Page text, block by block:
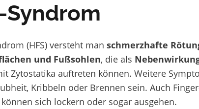
Syndrom
(HFS) versteht man schmerzhafte
und Fußsohlen, die als
Zytostatika auftreten können. Weitere
Kribbeln oder Brennen sein. Auch
sich lockern oder sogar ausgehen.